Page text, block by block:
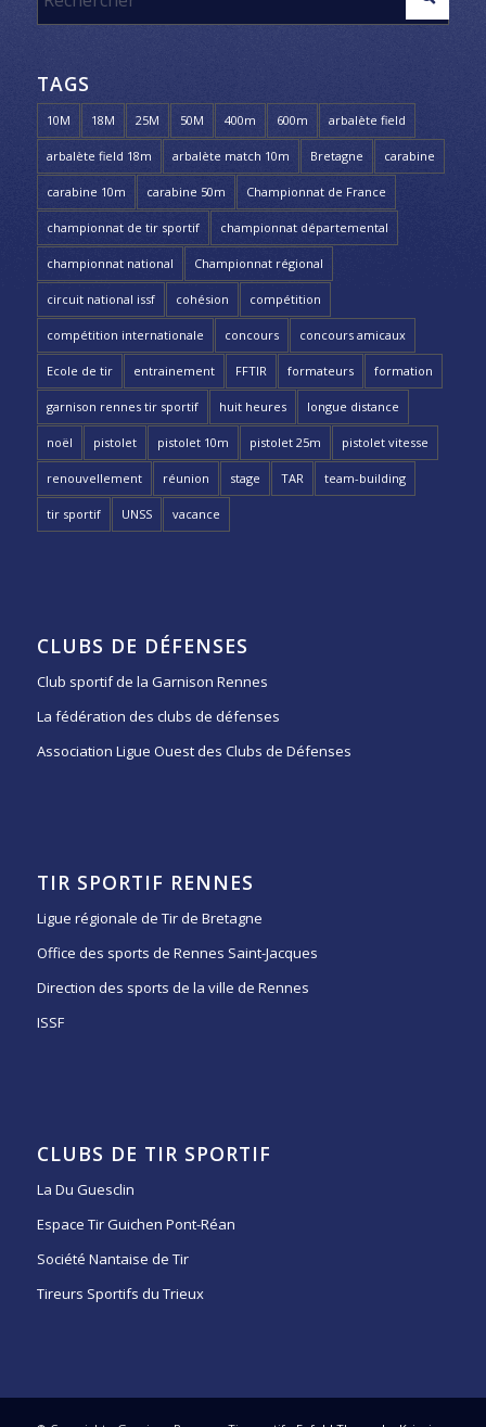
TAGS
10M 18M 25M 50M 400m 600m arbalète field
arbalète field 18m arbalète match 10m Bretagne carabine
carabine 10m carabine 50m Championnat de France
championnat de tir sportif championnat départemental
championnat national Championnat régional
circuit national issf cohésion compétition
compétition internationale concours concours amicaux
Ecole de tir entrainement FFTIR formateurs formation
garnison rennes tir sportif huit heures longue distance
noël pistolet pistolet 10m pistolet 25m pistolet vitesse
renouvellement réunion stage TAR team-building
tir sportif UNSS vacance
CLUBS DE DÉFENSES
Club sportif de la Garnison Rennes
La fédération des clubs de défenses
Association Ligue Ouest des Clubs de Défenses
TIR SPORTIF RENNES
Ligue régionale de Tir de Bretagne
Office des sports de Rennes Saint-Jacques
Direction des sports de la ville de Rennes
ISSF
CLUBS DE TIR SPORTIF
La Du Guesclin
Espace Tir Guichen Pont-Réan
Société Nantaise de Tir
Tireurs Sportifs du Trieux